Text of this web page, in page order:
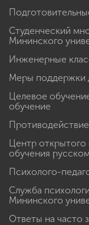
Студенческий
Мининского
Инженерные
Меры поддержки
Целевое
обучение
Центр открытого
обучения
Психолого-
Служба
Мининского
Ответы на часто